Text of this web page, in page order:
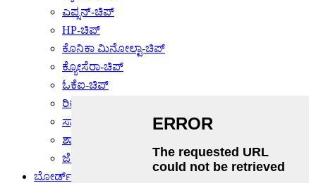
ಎಪ್ಸನ್-ಚಿಪ್
HP-ಚಿಪ್
ಕೊನಿಕಾ ಮಿನೋಲ್ಟಾ-ಚಿಪ್
ಕ್ಯೋಸೆರಾ-ಚಿಪ್
ಓಕೆಐ-ಚಿಪ್
ರಿಕೋ-ಚಿಪ್
ಸ್ಯಾಮ್‌ಸಂಗ್-ಚಿಪ್
ಶಾರ್ಪ್-ಚಿಪ್
ಜೆರಾಕ್ಸ್-ಚಿಪ್
ಬೋರ್ಡ್